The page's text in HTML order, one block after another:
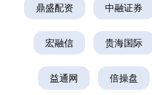
鼎盛配资 中融证券
宏融信 贵海国际
益通网 倍操盘